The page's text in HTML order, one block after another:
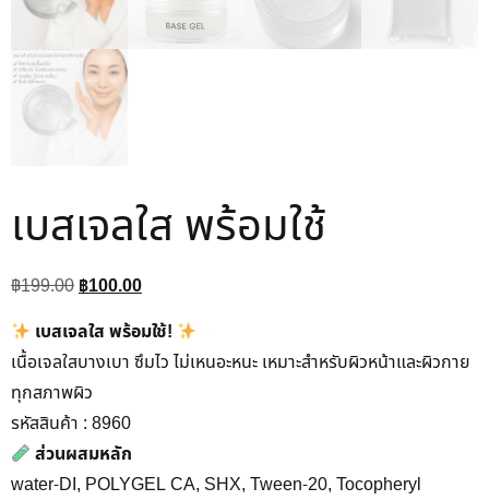
เบสเจลใส พร้อมใช้
฿199.00 ฿100.00
เบสเจลใส พร้อมใช้!
เนื้อเจลใสบางเบา ซึมไว ไม่เหนอะหนะ เหมาะสำหรับผิวหน้าและผิวกาย
ทุกสภาพผิว
รหัสสินค้า : 8960
ส่วนผสมหลัก
water-DI, POLYGEL CA, SHX, Tween-20, Tocopheryl